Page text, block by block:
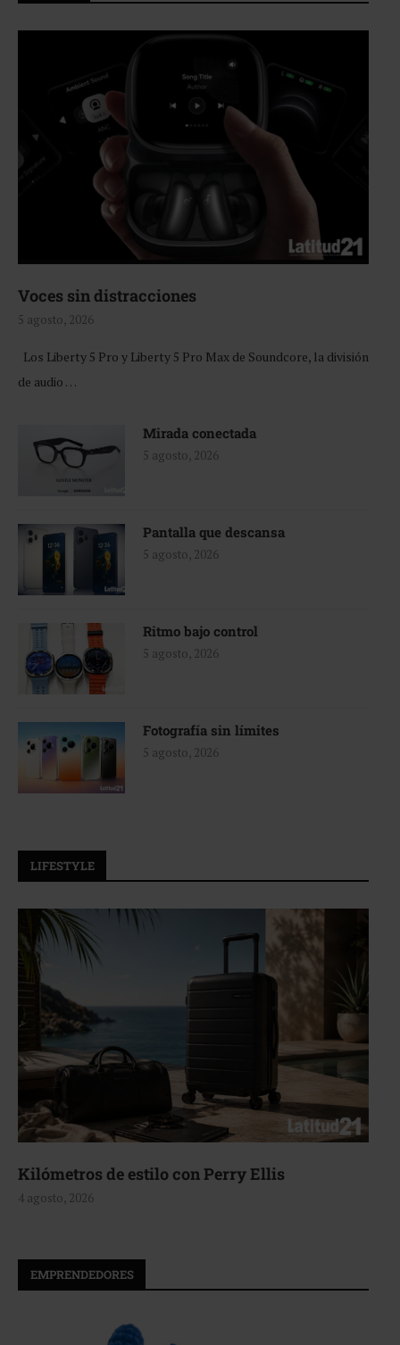
Voces sin distracciones
5 agosto, 2026
Los Liberty 5 Pro y Liberty 5 Pro Max de Soundcore, la división
de audio …
Mirada conectada
5 agosto, 2026
Pantalla que descansa
5 agosto, 2026
Ritmo bajo control
5 agosto, 2026
Fotografía sin límites
5 agosto, 2026
LIFESTYLE
Aerie, texturas que fluyen
4 agosto, 2026
EMPRENDEDORES